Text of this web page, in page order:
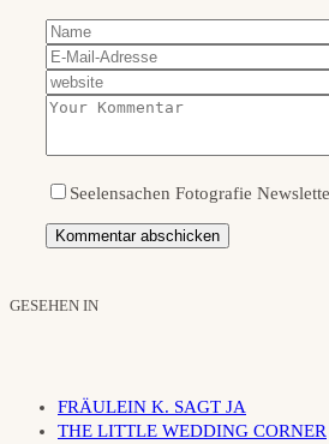
Seelensachen Fotografie
GESEHEN IN
FRÄULEIN K. SAGT JA
THE LITTLE WEDDING CORNER